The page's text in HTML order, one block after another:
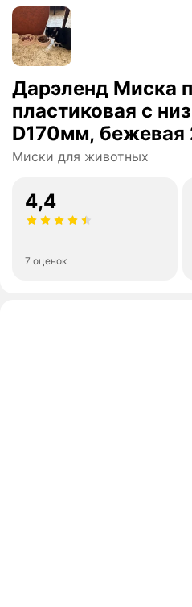
Дарэленд Миска
пластиковая с
D170мм, бежевая
Миски для животных
4,4
7 оценок